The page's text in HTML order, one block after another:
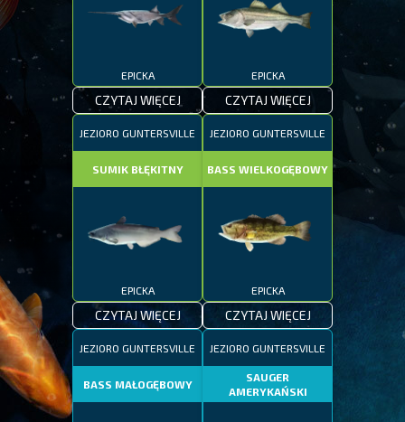
EPICKA
CZYTAJ WIĘCEJ
EPICKA
CZYTAJ WIĘCEJ
JEZIORO GUNTERSVILLE
SUMIK BŁĘKITNY
EPICKA
CZYTAJ WIĘCEJ
JEZIORO GUNTERSVILLE
BASS WIELKOGĘBOWY
EPICKA
CZYTAJ WIĘCEJ
JEZIORO GUNTERSVILLE
BASS MAŁOGĘBOWY
JEZIORO GUNTERSVILLE
SAUGER
AMERYKAŃSKI